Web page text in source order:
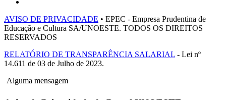
AVISO DE PRIVACIDADE • EPEC - Empresa Prudentina de
Educação e Cultura SA/UNOESTE. TODOS OS DIREITOS
RESERVADOS
RELATÓRIO DE TRANSPARÊNCIA SALARIAL - Lei nº
14.611 de 03 de Julho de 2023.
Alguma mensagem